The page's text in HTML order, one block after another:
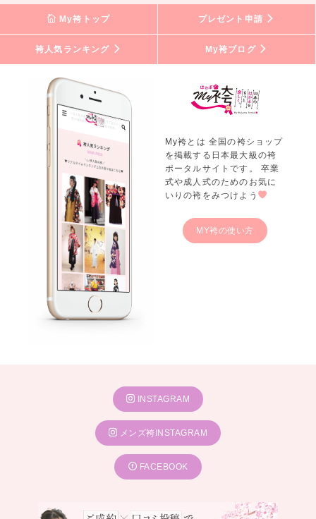
My袴トップ プレゼント申請
袴人気ランキング My袴ブログ
My袴とは 全国の袴ショップ
を掲載する日本最大級の袴
ポータルサイトです。 卒業
式や成人式のためのお気に
いりの袴をみつけよう
MY袴の使い方
INSTAGRAM
メンズ袴INSTAGRAM
FACEBOOK